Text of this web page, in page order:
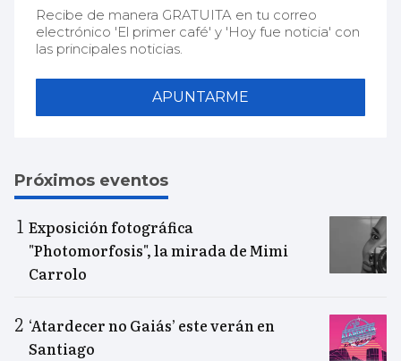
Recibe de manera GRATUITA en tu correo
electrónico 'El primer café' y 'Hoy fue noticia' con
las principales noticias.
APUNTARME
Próximos eventos
Exposición fotográfica
"Photomorfosis", la mirada de Mimi
Carrolo
‘Atardecer no Gaiás’ este verán en
Santiago